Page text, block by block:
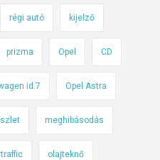
régi autó kijelző
prizma Opel CD
id.7 Opel Astra
meghibásodás
olajteknő